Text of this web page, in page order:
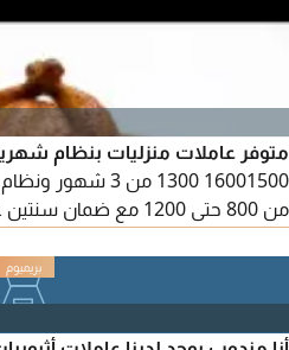
16001500 1300 من
من 800 حتى 1200 مع